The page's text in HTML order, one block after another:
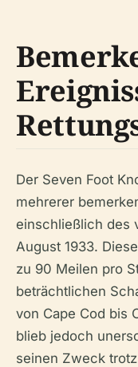
Der Seven Foot
mehrerer
einschließlich des
August 1933.
zu 90 Meilen pro
beträchtlichen
von Cape Cod bis
blieb jedoch
seinen Zweck